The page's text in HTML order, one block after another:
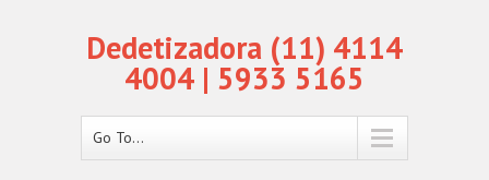
Dedetizadora (11) 4114
4004 | 5933 5165
Go To...